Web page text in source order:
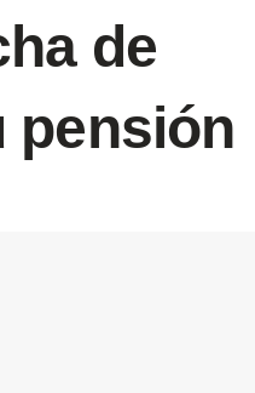
de
pensión